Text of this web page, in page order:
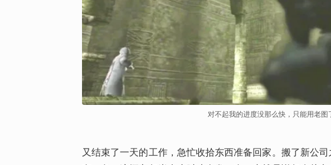
对不起我的进度没那么快，只能用老图
又结束了一天的工作，急忙收拾东西准备回家。搬了新公